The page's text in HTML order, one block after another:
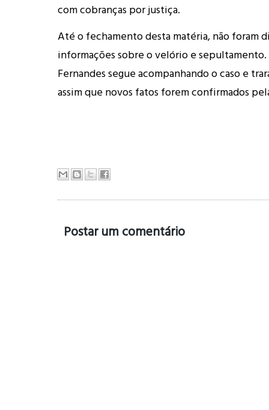
com cobranças por justiça.
Até o fechamento desta matéria, não foram
informações sobre o velório e sepultamento.
Fernandes segue acompanhando o caso e
assim que novos fatos forem confirmados
Postar um comentário